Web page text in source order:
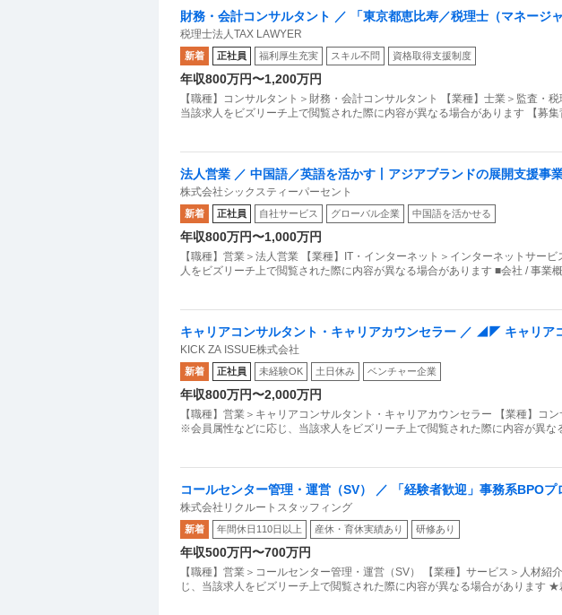
具体的には「弁護士がやっている退職代行サービス」や「
代行サービス」が、交渉権を認められています。これらに
一任していますので、そちら（弁護士や労働組合）に言っ
を断ることが可能です。
財務・会計コンサルタント ／ 「東京都恵比寿／税理士（マネージ
理士法人で／高単価コンサルティングを通してクライアントの事業
サルタント
税理士法人TAX LAWYER
新着 正社員 福利厚生充実 スキル不問 資格取得支援制度
年収800万円〜1,200万円
【職種】コンサルタント＞財務・会計コンサルタント 【業種】士業＞監査・
当該求人をビズリーチ上で閲覧された際に内容が異なる場合があります 【募集
法人営業 ／ 中国語／英語を活かす丨アジアブランドの展開支援事
ードメンバー募集
株式会社シックスティーパーセント
新着 正社員 自社サービス グローバル企業 中国語を活かせる
年収800万円〜1,000万円
【職種】営業＞法人営業 【業種】IT・インターネット＞インターネットサー
人をビズリーチ上で閲覧された際に内容が異なる場合があります ■会社 / 事業
キャリアコンサルタント・キャリアカウンセラー ／ ◢◤ キャリア
ンチャー企業 ／ 国内ユニコーン企業グループ会社 ◢◤
KICK ZA ISSUE株式会社
新着 正社員 未経験OK 土日休み ベンチャー企業
年収800万円〜2,000万円
【職種】営業＞キャリアコンサルタント・キャリアカウンセラー 【業種】コ
※会員属性などに応じ、当該求人をビズリーチ上で閲覧された際に内容が異な
コールセンター管理・運営（SV） ／ 「経験者歓迎」事務系BPO
京・日比谷オフィス（MS無期）
株式会社リクルートスタッフィング
新着 年間休日110日以上 産休・育休実績あり 研修あり
年収500万円〜700万円
【職種】営業＞コールセンター管理・運営（SV） 【業種】サービス＞人材
じ、当該求人をビズリーチ上で閲覧された際に内容が異なる場合があります ★